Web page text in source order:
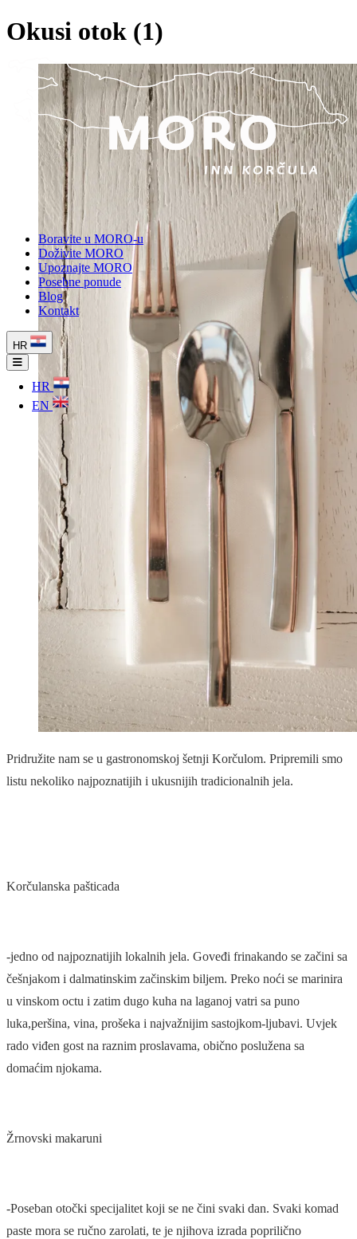
Boravite u MORO-u
Doživite MORO
Upoznajte MORO
Posebne ponude
Blog
Kontakt
HR
HR
EN
Okusi otok (1)
Pridružite nam se u gastronomskoj šetnji Korčulom. Pripremili smo
listu nekoliko najpoznatijih i ukusnijih tradicionalnih jela.
Korčulanska pašticada
-jedno od najpoznatijih lokalnih jela. Goveđi frinakando se začini sa
češnjakom i dalmatinskim začinskim biljem. Preko noći se marinira
u vinskom octu i zatim dugo kuha na laganoj vatri sa puno
luka,peršina, vina, prošeka i najvažnijim sastojkom-ljubavi. Uvjek
rado viđen gost na raznim proslavama, obično poslužena sa
domaćim njokama.
Žrnovski makaruni
-Poseban otočki specijalitet koji se ne čini svaki dan. Svaki komad
paste mora se ručno zarolati, te je njihova izrada poprilično